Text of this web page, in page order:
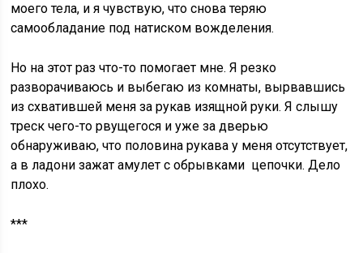
моего тела, и я чувствую, что снова теряю
самообладание под натиском вожделения.
Но на этот раз что-то помогает мне. Я резко
разворачиваюсь и выбегаю из комнаты, вырвавшись
из схватившей меня за рукав изящной руки. Я слышу
треск чего-то рвущегося и уже за дверью
обнаруживаю, что половина рукава у меня отсутствует,
а в ладони зажат амулет с обрывками цепочки. Дело
плохо.
***